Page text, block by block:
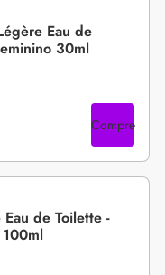
Eau de
30ml
Compre
de Toilette -